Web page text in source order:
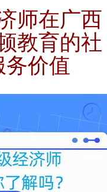
师在广西
教育的社
价值